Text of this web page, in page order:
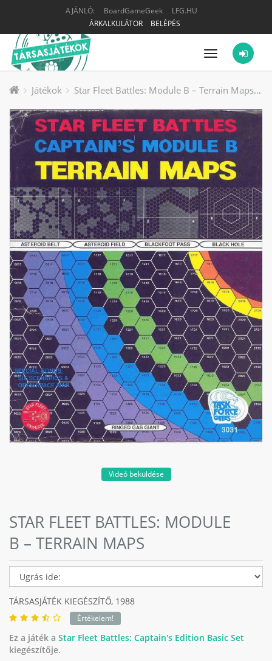
AJÁNLÓ: BoardGameGeek
LFG.HU
ÁRKALKULÁTOR
BELÉPÉS
Menü
Játékok Star Fleet Battles: Module B – Terrain Maps társasjáték kiegészítő
Videó beküldése
STAR FLEET BATTLES: MODULE
B – TERRAIN MAPS
TÁRSASJÁTÉK KIEGÉSZÍTŐ, 1988
Értékelem!
Ez a játék a Star Fleet Battles: Captain's Edition Basic Set
kiegészítője.